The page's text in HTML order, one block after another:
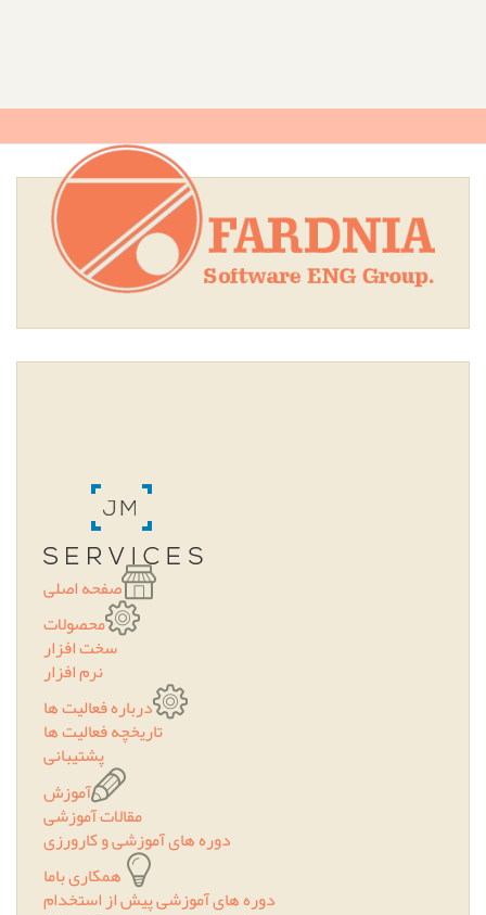
صفحه اصلی
محصولات
سخت افزار
نرم افزار
درباره فعالیت ها
تاریخچه فعالیت ها
پشتیبانی
آموزش
مقالات آموزشی
دوره های آموزشی و کارورزی
همکاری باما
دوره های آموزشی پیش از استخدام